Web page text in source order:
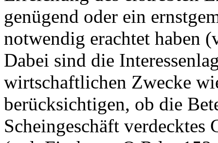
genügend oder ein
notwendig erachtet haben
Dabei sind die
wirtschaftlichen Zwecke
berücksichtigen, ob die
Scheingeschäft